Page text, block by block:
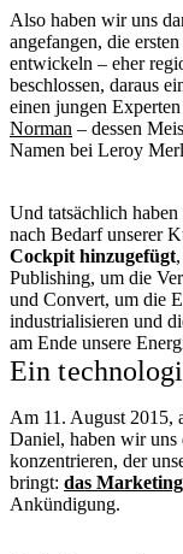
Also haben wir uns
angefangen, die
entwickeln – eher
beschlossen, daraus
einen jungen
Norman – dessen
Namen bei Leroy
Und tatsächlich
nach Bedarf unserer
Cockpit hinzugefügt
Publishing, um die
und Convert, um die
industrialisieren und
am Ende unsere
Ein
Am 11. August 2015,
Daniel, haben wir uns
konzentrieren, der
bringt: das
Ankündigung.